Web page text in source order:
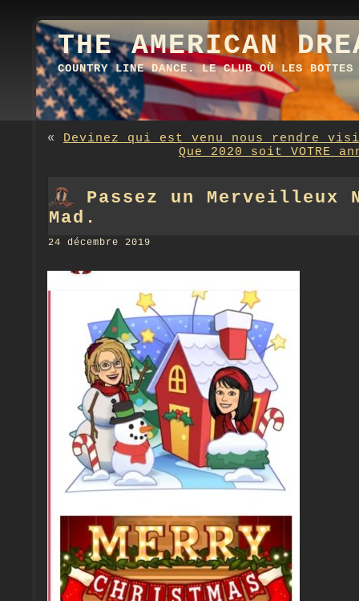
THE AMERICAN
COUNTRY LINE DANCE. LE CLUB OÙ LES BOTTES
« Devinez qui est venu nous rendre
Que 2020 soit VOTRE
Passez un Merveilleux
Mad.
24 décembre 2019